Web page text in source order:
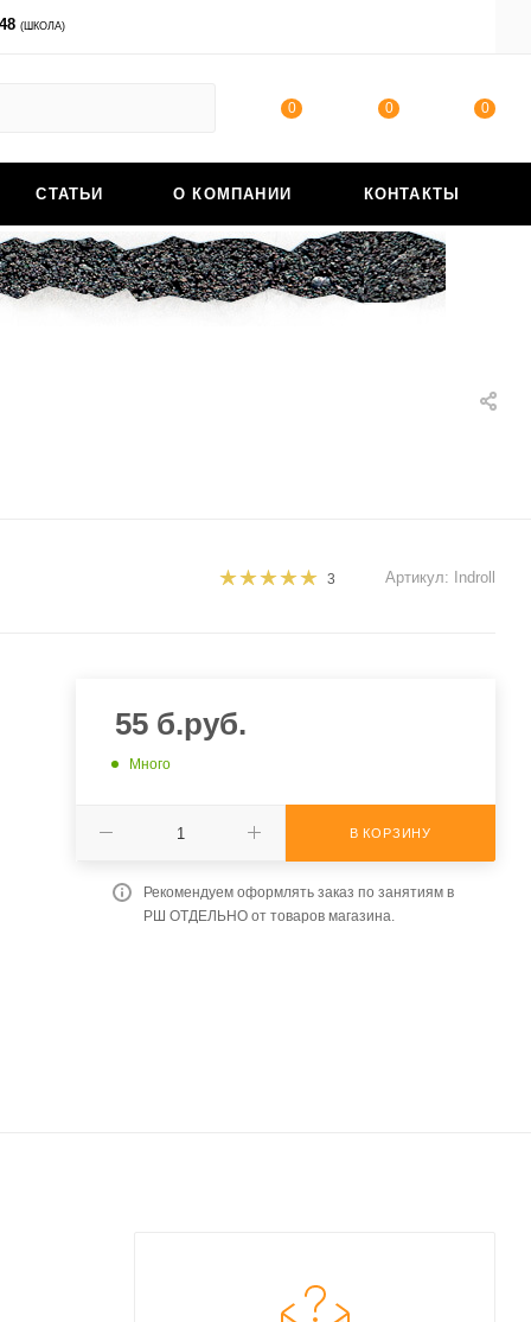
48(ШКОЛА)
0 0 0
СТАТЬИ О КОМПАНИИ КОНТАКТЫ
3 Артикул: Indroll
55б.руб.
Много
В КОРЗИНУ
Рекомендуем оформлять заказ по занятиям в
РШ ОТДЕЛЬНО от товаров магазина.